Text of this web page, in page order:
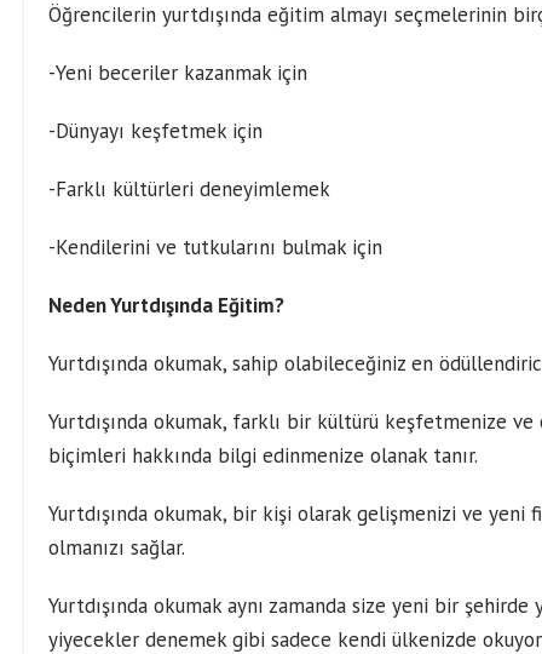
Öğrencilerin yurtdışında eğitim almayı seçmelerinin
-Yeni beceriler kazanmak için
-Dünyayı keşfetmek için
-Farklı kültürleri deneyimlemek
-Kendilerini ve tutkularını bulmak için
Neden Yurtdışında Eğitim?
Yurtdışında okumak, sahip olabileceğiniz en
Yurtdışında okumak, farklı bir kültürü keşfetmenize
biçimleri hakkında bilgi edinmenize olanak tanır.
Yurtdışında okumak, bir kişi olarak gelişmenizi ve yeni
olmanızı sağlar.
Yurtdışında okumak aynı zamanda size yeni bir
yiyecekler denemek gibi sadece kendi ülkenizde